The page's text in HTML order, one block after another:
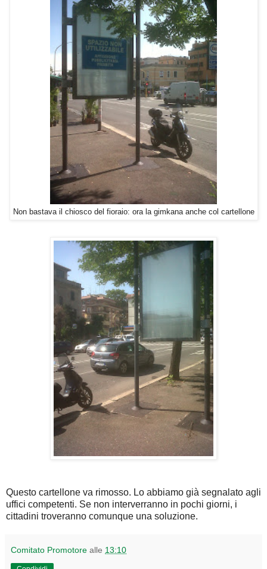
Non bastava il chiosco del fioraio: ora la gimkana anche col cartellone
Questo cartellone va rimosso. Lo abbiamo già segnalato agli
uffici competenti. Se non interverranno in pochi giorni, i
cittadini troveranno comunque una soluzione.
Comitato Promotore alle 13:10